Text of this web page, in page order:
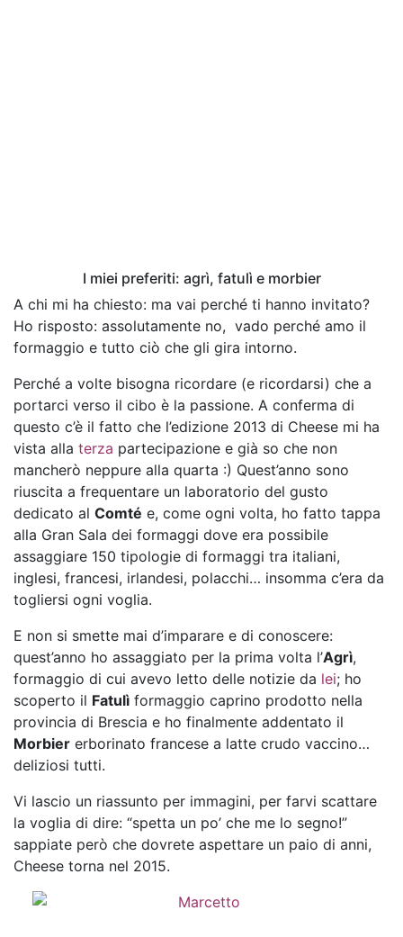
I miei preferiti: agrì, fatulì e morbier
A chi mi ha chiesto: ma vai perché ti hanno invitato?
Ho risposto: assolutamente no, vado perché amo il
formaggio e tutto ciò che gli gira intorno.
Perché a volte bisogna ricordare (e ricordarsi) che a
portarci verso il cibo è la passione. A conferma di
questo c’è il fatto che l’edizione 2013 di Cheese mi ha
vista alla terza partecipazione e già so che non
mancherò neppure alla quarta :) Quest’anno sono
riuscita a frequentare un laboratorio del gusto
dedicato al Comté e, come ogni volta, ho fatto tappa
alla Gran Sala dei formaggi dove era possibile
assaggiare 150 tipologie di formaggi tra italiani,
inglesi, francesi, irlandesi, polacchi… insomma c’era da
togliersi ogni voglia.
E non si smette mai d’imparare e di conoscere:
quest’anno ho assaggiato per la prima volta l’Agrì,
formaggio di cui avevo letto delle notizie da lei; ho
scoperto il Fatulì formaggio caprino prodotto nella
provincia di Brescia e ho finalmente addentato il
Morbier erborinato francese a latte crudo vaccino…
deliziosi tutti.
Vi lascio un riassunto per immagini, per farvi scattare
la voglia di dire: “spetta un po’ che me lo segno!”
sappiate però che dovrete aspettare un paio di anni,
Cheese torna nel 2015.